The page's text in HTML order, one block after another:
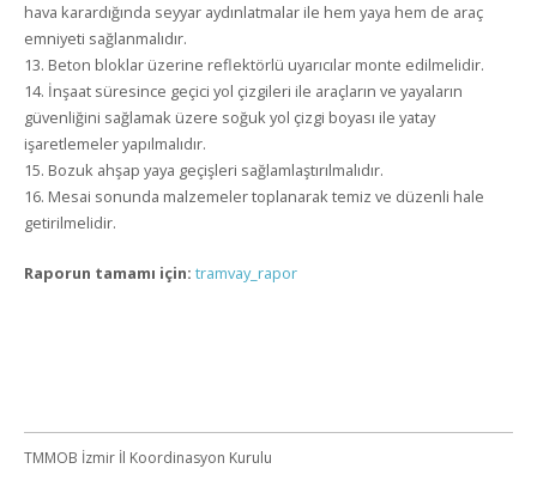
hava karardığında seyyar aydınlatmalar ile hem yaya hem de araç
emniyeti sağlanmalıdır.
13. Beton bloklar üzerine reflektörlü uyarıcılar monte edilmelidir.
14. İnşaat süresince geçici yol çizgileri ile araçların ve yayaların
güvenliğini sağlamak üzere soğuk yol çizgi boyası ile yatay
işaretlemeler yapılmalıdır.
15. Bozuk ahşap yaya geçişleri sağlamlaştırılmalıdır.
16. Mesai sonunda malzemeler toplanarak temiz ve düzenli hale
getirilmelidir.
Raporun tamamı için: tramvay_rapor
TMMOB İzmir İl Koordinasyon Kurulu